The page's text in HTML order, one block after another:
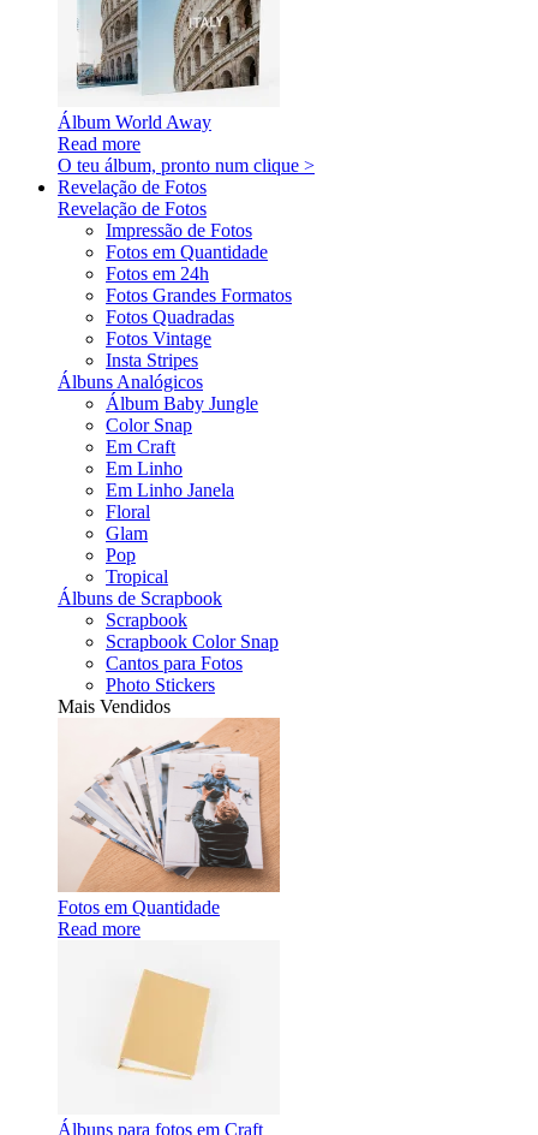
Álbum World Away
Read more
O teu álbum, pronto num clique >
Revelação de Fotos
Revelação de Fotos
Impressão de Fotos
Fotos em Quantidade
Fotos em 24h
Fotos Grandes Formatos
Fotos Quadradas
Fotos Vintage
Insta Stripes
Álbuns Analógicos
Álbum Baby Jungle
Color Snap
Em Craft
Em Linho
Em Linho Janela
Floral
Glam
Pop
Tropical
Álbuns de Scrapbook
Scrapbook
Scrapbook Color Snap
Cantos para Fotos
Photo Stickers
Mais Vendidos
Fotos em Quantidade
Read more
Álbuns para fotos em Craft